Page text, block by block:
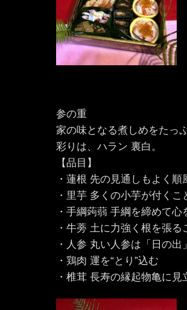
参の重
家の味となる煮しめをたっ
彩りは、ハラン 裏白。
【品目】
・蓮根 先の見通しもよく
・里芋 多くの小芋が付く
・手綱蒟蒻 手綱を締めて
・牛蒡 土に力強く根を張
・人参 丸い人参は「日の
・鶏肉 運を“とり”込む
・椎茸 長寿の縁起物亀に見